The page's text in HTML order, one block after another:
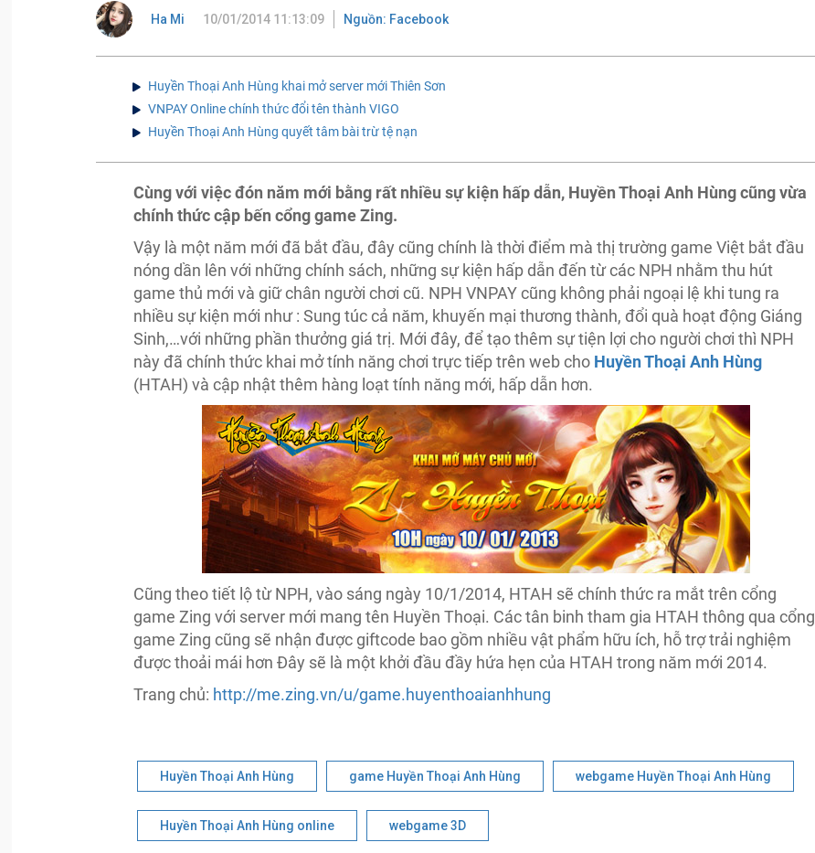
Ha Mi 10/01/2014 11:13:09 Nguồn: Facebook
Huyền Thoại Anh Hùng khai mở server mới Thiên Sơn
VNPAY Online chính thức đổi tên thành VIGO
Huyền Thoại Anh Hùng quyết tâm bài trừ tệ nạn
Cùng với việc đón năm mới bằng rất nhiều sự kiện hấp dẫn, Huyền Thoại Anh Hùng cũng vừa
chính thức cập bến cổng game Zing.
Vậy là một năm mới đã bắt đầu, đây cũng chính là thời điểm mà thị trường game Việt bắt đầu
nóng dần lên với những chính sách, những sự kiện hấp dẫn đến từ các NPH nhằm thu hút
game thủ mới và giữ chân người chơi cũ. NPH VNPAY cũng không phải ngoại lệ khi tung ra
nhiều sự kiện mới như : Sung túc cả năm, khuyến mại thương thành, đổi quà hoạt động Giáng
Sinh,…với những phần thưởng giá trị. Mới đây, để tạo thêm sự tiện lợi cho người chơi thì NPH
này đã chính thức khai mở tính năng chơi trực tiếp trên web cho Huyền Thoại Anh Hùng
(HTAH) và cập nhật thêm hàng loạt tính năng mới, hấp dẫn hơn.
Cũng theo tiết lộ từ NPH, vào sáng ngày 10/1/2014, HTAH sẽ chính thức ra mắt trên cổng
game Zing với server mới mang tên Huyền Thoại. Các tân binh tham gia HTAH thông qua cổng
game Zing cũng sẽ nhận được giftcode bao gồm nhiều vật phẩm hữu ích, hỗ trợ trải nghiệm
được thoải mái hơn Đây sẽ là một khởi đầu đầy hứa hẹn của HTAH trong năm mới 2014.
Trang chủ: http://me.zing.vn/u/game.huyenthoaianhhung
Huyền Thoại Anh Hùng game Huyền Thoại Anh Hùng webgame Huyền Thoại Anh Hùng
Huyền Thoại Anh Hùng online webgame 3D